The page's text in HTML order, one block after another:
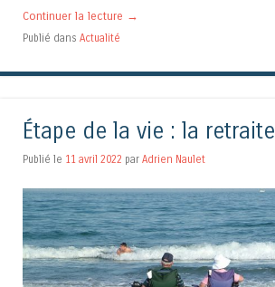
Continuer la lecture →
Publié dans Actualité
Étape de la vie : la retraite
Publié le 11 avril 2022 par Adrien Naulet